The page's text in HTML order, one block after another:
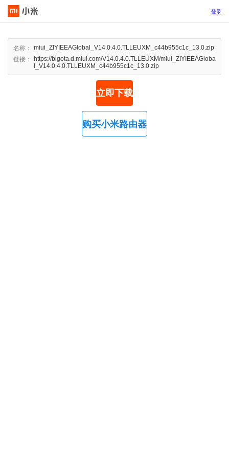
登录
名称：
miui_ZIYIEEAGlobal_V14.0.4.0.TLLEUXM_c44b955c1c_13.0.zip
链接：
https://bigota.d.miui.com/V14.0.4.0.TLLEUXM/miui_ZIYIEEAGloba
l_V14.0.4.0.TLLEUXM_c44b955c1c_13.0.zip
立即下载
购买小米路由器